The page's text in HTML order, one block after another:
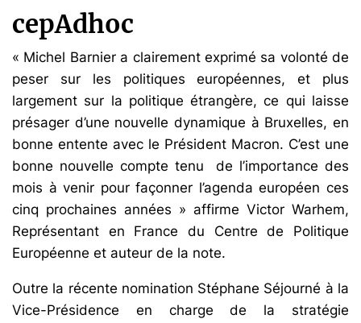
cepAdhoc
« Michel Barnier a clairement exprimé sa volonté de
peser sur les politiques européennes, et plus
largement sur la politique étrangère, ce qui laisse
présager d’une nouvelle dynamique à Bruxelles, en
bonne entente avec le Président Macron. C’est une
bonne nouvelle compte tenu de l’importance des
mois à venir pour façonner l’agenda européen ces
cinq prochaines années » affirme Victor Warhem,
Représentant en France du Centre de Politique
Européenne et auteur de la note.
Outre la récente nomination Stéphane Séjourné à la
Vice-Présidence en charge de la stratégie